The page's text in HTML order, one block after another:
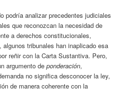
podría analizar precedentes judiciales
que reconozcan la necesidad de
a derechos constitucionales,
tribunales han inaplicado esa
reñir con la Carta Sustantiva. Pero,
argumento deponderación,
no significa desconocer la ley,
de manera coherente con la